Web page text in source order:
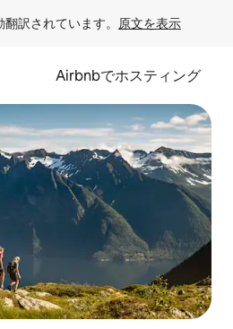
訳されています。 原文を表示
Airbnbでホスティング